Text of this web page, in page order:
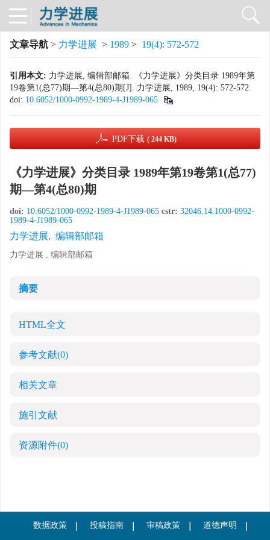
文章导航 > 力学进展 > 1989 > 19(4): 572-572
引用本文: 力学进展, 编辑部邮箱. 《力学进展》分类目录 1989年第
19卷第1(总77)期—第4(总80)期[J]. 力学进展, 1989, 19(4): 572-572.
doi: 10.6052/1000-0992-1989-4-J1989-065
PDF下载 ( 244 KB)
《力学进展》分类目录 1989年第19卷第1(总77)
期—第4(总80)期
doi: 10.6052/1000-0992-1989-4-J1989-065 cstr: 32046.14.1000-0992-
1989-4-J1989-065
力学进展, 编辑部邮箱
力学进展 , 编辑部邮箱
摘要
HTML全文
参考文献(0)
相关文章
施引文献
资源附件(0)
数据政策 投稿指南 审稿政策 道德声明